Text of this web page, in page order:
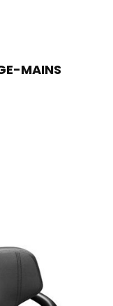
MAINS